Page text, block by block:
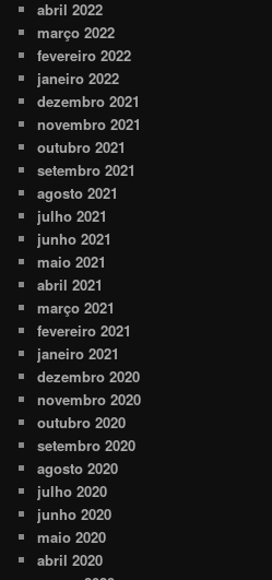
abril 2022
março 2022
fevereiro 2022
janeiro 2022
dezembro 2021
novembro 2021
outubro 2021
setembro 2021
agosto 2021
julho 2021
junho 2021
maio 2021
abril 2021
março 2021
fevereiro 2021
janeiro 2021
dezembro 2020
novembro 2020
outubro 2020
setembro 2020
agosto 2020
julho 2020
junho 2020
maio 2020
abril 2020